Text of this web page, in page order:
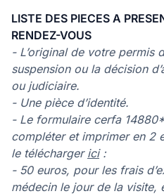
LISTE DES PIECES A
RENDEZ-VOUS
- L’original de votre permis
suspension ou la décision
ou judiciaire.
- Une pièce d’identité.
- Le formulaire cerfa
compléter et imprimer en 2
le télécharger ici:
- 50 euros, pour les frais
médecin le jour de la visite,